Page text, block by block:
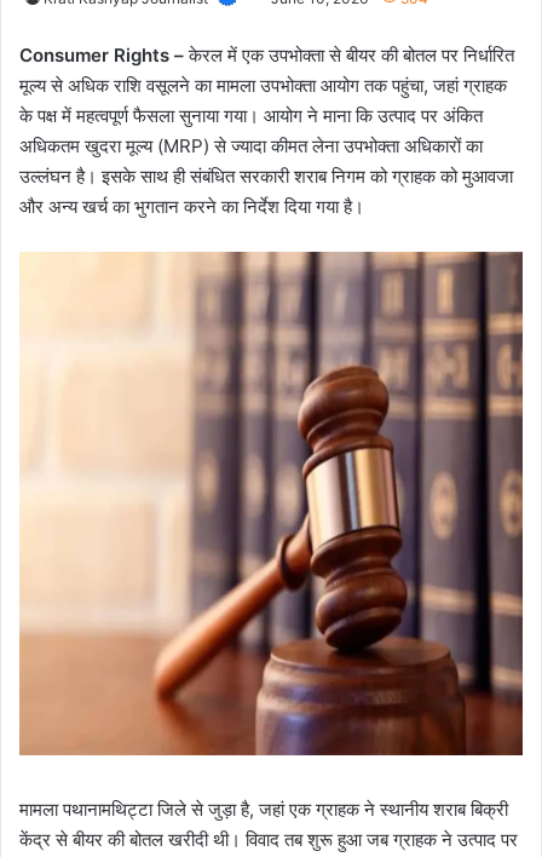
Consumer Rights –केरल में एक उपभोक्ता से बीयर की बोतल पर निर्धारित
मूल्य से अधिक राशि वसूलने का मामला उपभोक्ता आयोग तक पहुंचा, जहां ग्राहक
के पक्ष में महत्वपूर्ण फैसला सुनाया गया। आयोग ने माना कि उत्पाद पर अंकित
अधिकतम खुदरा मूल्य (MRP) से ज्यादा कीमत लेना उपभोक्ता अधिकारों का
उल्लंघन है। इसके साथ ही संबंधित सरकारी शराब निगम को ग्राहक को मुआवजा
और अन्य खर्च का भुगतान करने का निर्देश दिया गया है।
मामला पथानामथिट्टा जिले से जुड़ा है, जहां एक ग्राहक ने स्थानीय शराब बिक्री
केंद्र से बीयर की बोतल खरीदी थी। विवाद तब शुरू हुआ जब ग्राहक ने उत्पाद पर